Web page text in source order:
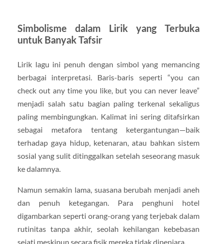
Simbolisme dalam Lirik yang Terbuka
untuk Banyak Tafsir
Lirik lagu ini penuh dengan simbol yang memancing
berbagai interpretasi. Baris-baris seperti “you can
check out any time you like, but you can never leave”
menjadi salah satu bagian paling terkenal sekaligus
paling membingungkan. Kalimat ini sering ditafsirkan
sebagai metafora tentang ketergantungan—baik
terhadap gaya hidup, ketenaran, atau bahkan sistem
sosial yang sulit ditinggalkan setelah seseorang masuk
ke dalamnya.
Namun semakin lama, suasana berubah menjadi aneh
dan penuh ketegangan. Para penghuni hotel
digambarkan seperti orang-orang yang terjebak dalam
rutinitas tanpa akhir, seolah kehilangan kebebasan
sejati meskipun secara fisik mereka tidak dipenjara.